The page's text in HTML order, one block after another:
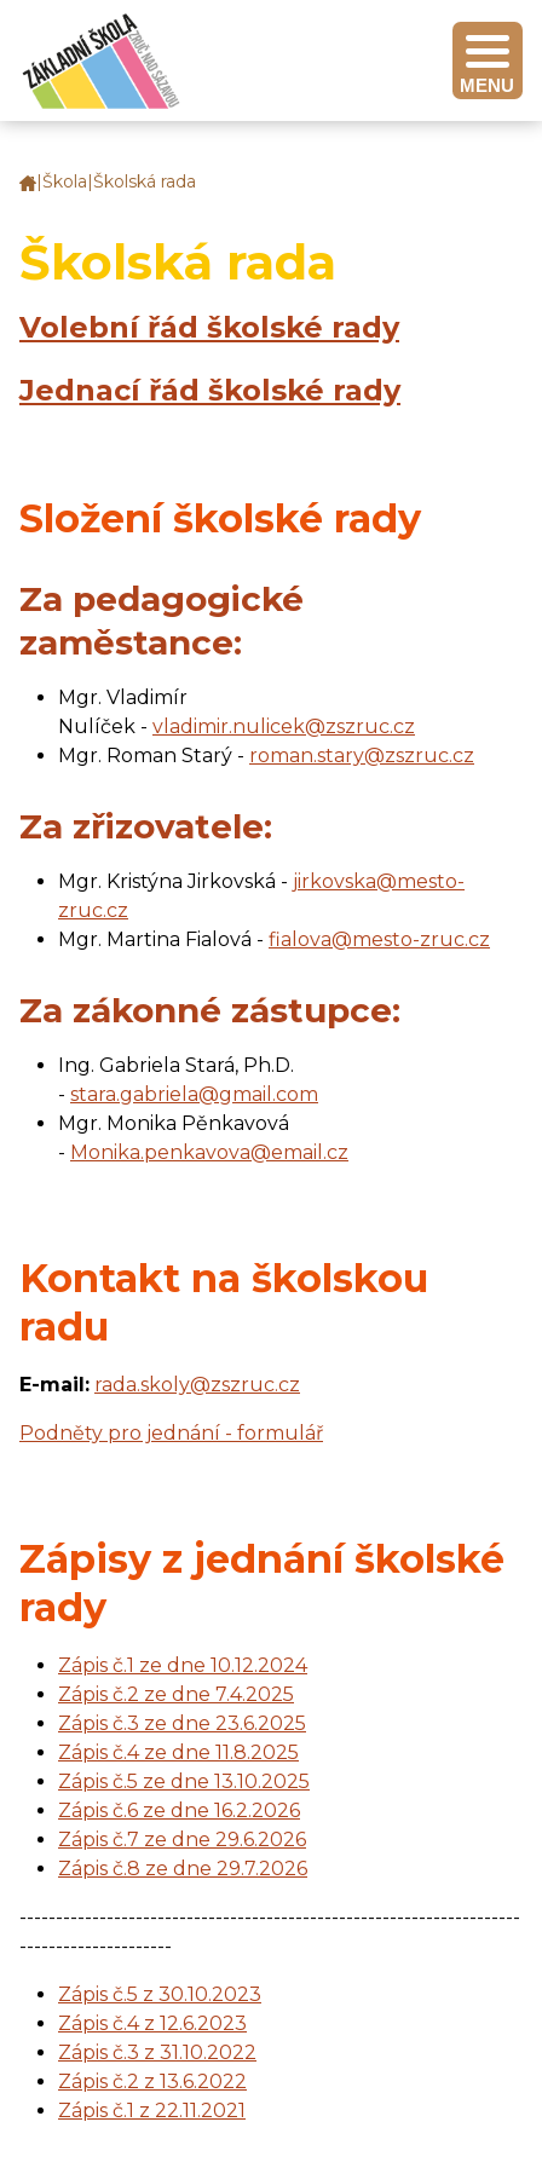
MENU
Základní
Zruč
nad
Sázavou
Škola Školská rada
Školská rada
Volební řád školské rady
Jednací řád školské rady
Složení školské rady
Za pedagogické
zaměstance:
Mgr. Vladimír
Nulíček - vladimir.nulicek@zszruc.cz
Mgr. Roman Starý - roman.stary@zszruc.cz
Za zřizovatele:
Mgr. Kristýna Jirkovská - jirkovska@mesto-
zruc.cz
Mgr. Martina Fialová - fialova@mesto-zruc.cz
Za zákonné zástupce:
Ing. Gabriela Stará, Ph.D.
- stara.gabriela@gmail.com
Mgr. Monika Pěnkavová
- Monika.penkavova@email.cz
Kontakt na školskou
radu
E-mail: rada.skoly@zszruc.cz
Podněty pro jednání - formulář
Zápisy z jednání školské
rady
Zápis č.1 ze dne 10.12.2024
Zápis č.2 ze dne 7.4.2025
Zápis č.3 ze dne 23.6.2025
Zápis č.4 ze dne 11.8.2025
Zápis č.5 ze dne 13.10.2025
Zápis č.6 ze dne 16.2.2026
Zápis č.7 ze dne 29.6.2026
Zápis č.8 ze dne 29.7.2026
---------------------------------------------------------------------
---------------------
Zápis č.5 z 30.10.2023
Zápis č.4 z 12.6.2023
Zápis č.3 z 31.10.2022
Zápis č.2 z 13.6.2022
Zápis č.1 z 22.11.2021